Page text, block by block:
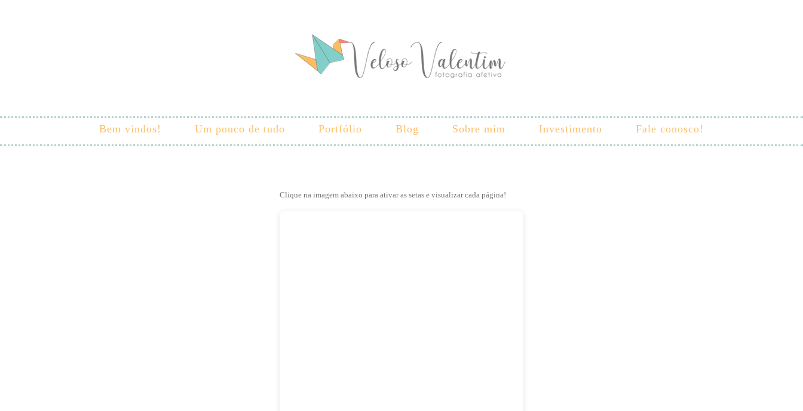
Bem vindos! Um pouco de tudo Portfólio Blog Sobre mim Investimento Fale conosco!
Clique na imagem abaixo para ativar as setas e visualizar cada página!